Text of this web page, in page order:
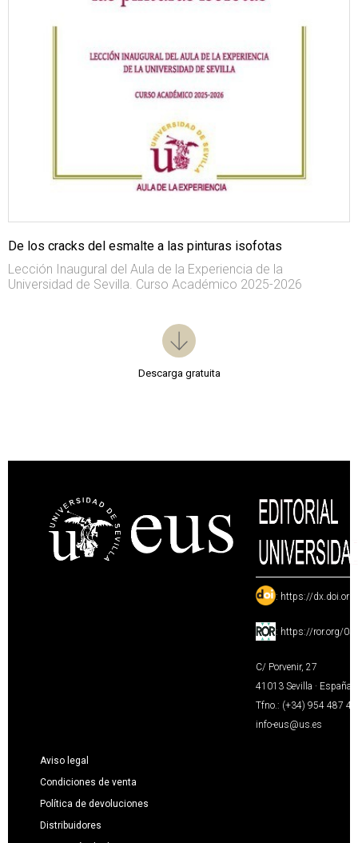
De los cracks del esmalte a las pinturas isofotas
Lección Inaugural del Aula de la Experiencia de la
Universidad de Sevilla. Curso Académico 2025-2026
Descarga gratuita
: https://
: https://ror.org/
C/ Porvenir, 27
41013 Sevilla · España
Tfno.: (+34) 954 487
info-eus@us.es
Aviso legal
Condiciones de venta
Política de devoluciones
Distribuidores